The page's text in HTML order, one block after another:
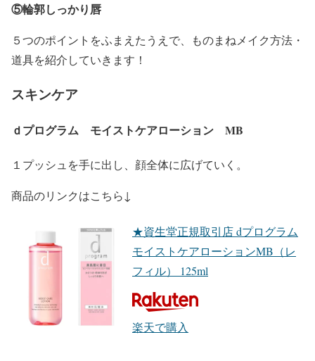
⑤輪郭しっかり唇
５つのポイントをふまえたうえで、ものまねメイク方法・
道具を紹介していきます！
スキンケア
ｄプログラム モイストケアローション MB
１プッシュを手に出し、顔全体に広げていく。
商品のリンクはこちら↓
★資生堂正規取引店 dプログラム
モイストケアローションMB（レ
フィル） 125ml
楽天で購入